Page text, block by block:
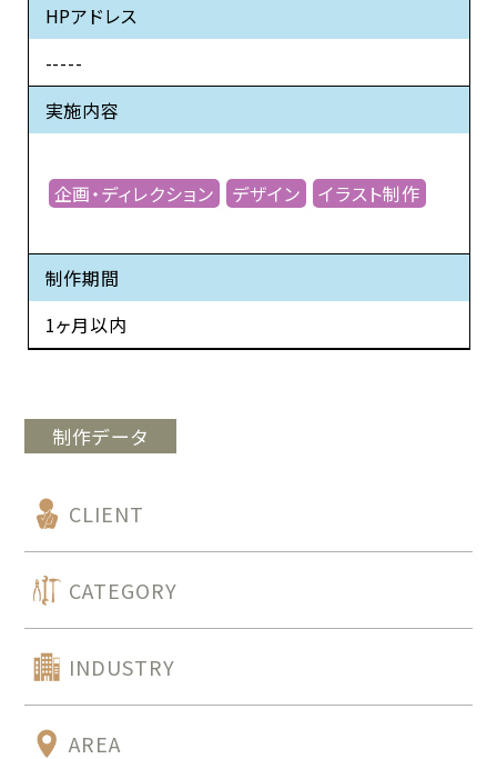
HPアドレス
-----
実施内容
企画・ディレクション デザイン イラスト制作
制作期間
1ヶ月以内
制作データ
CLIENT
CATEGORY
INDUSTRY
AREA